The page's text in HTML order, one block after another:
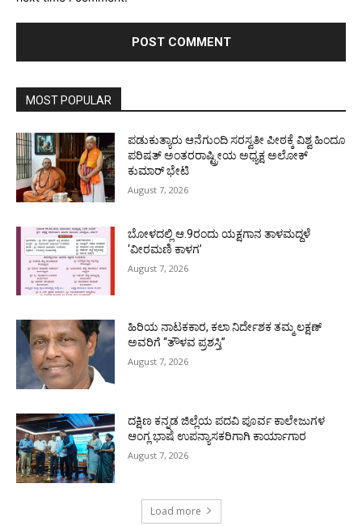
MOST POPULAR
ಪಡುಕುತ್ಯಾರು ಆನೆಗುಂದಿ ಸರಸ್ವತೀ ಪೀಠಕ್ಕೆ ವಿಶ್ವ ಹಿಂದೂ
ಪರಿಷತ್ ಅಂತರರಾಷ್ಟ್ರೀಯ ಅಧ್ಯಕ್ಷ ಅಲೋಕ್
ಕುಮಾರ್ ಭೇಟಿ
August 7, 2026
ಬೋಳದಲ್ಲಿ ಆ.9ರಂದು ಯಕ್ಷಗಾನ ತಾಳಮದ್ದಳೆ
‘ವೀರಮಣಿ ಕಾಳಗ’
August 7, 2026
ಹಿರಿಯ ನಾಟಕಕಾರ, ಕಲಾ ನಿರ್ದೇಶಕ ತಮ್ಮ ಲಕ್ಷಣ್
ಅವರಿಗೆ “ತೌಳವ ಪ್ರಶಸ್ತಿ”
August 7, 2026
ದಕ್ಷಿಣ ಕನ್ನಡ ಜಿಲ್ಲೆಯ ಪದವಿ ಪೂರ್ವ ಕಾಲೇಜುಗಳ
ಆಂಗ್ಲ ಭಾಷೆ ಉಪನ್ಯಾಸಕರಿಗಾಗಿ ಕಾರ್ಯಾಗಾರ
August 7, 2026
Load more